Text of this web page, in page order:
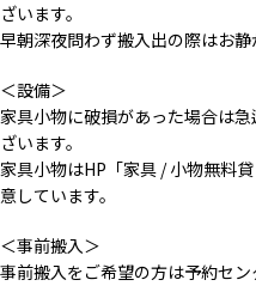
ざいます。
早朝深夜問わず搬入出の際はお静
＜設備＞
家具小物に破損があった場合は
ざいます。
家具小物はHP「家具 / 小物無料
意しています。
＜事前搬入＞
事前搬入をご希望の方は予約セン